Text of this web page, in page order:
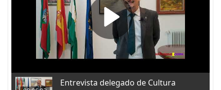
Entrevista delegado de Cultura